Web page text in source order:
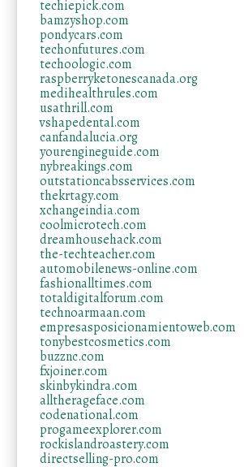
techiepick.com
bamzyshop.com
pondycars.com
techonfutures.com
techoologic.com
raspberryketonescanada.org
medihealthrules.com
usathrill.com
vshapedental.com
canfandalucia.org
yourengineguide.com
nybreakings.com
outstationcabsservices.com
thekrtagy.com
xchangeindia.com
coolmicrotech.com
dreamhousehack.com
the-techteacher.com
automobilenews-online.com
fashionalltimes.com
totaldigitalforum.com
technoarmaan.com
empresasposicionamientoweb.com
tonybestcosmetics.com
buzznc.com
fxjoiner.com
skinbykindra.com
alltherageface.com
codenational.com
progameexplorer.com
rockislandroastery.com
directselling-pro.com